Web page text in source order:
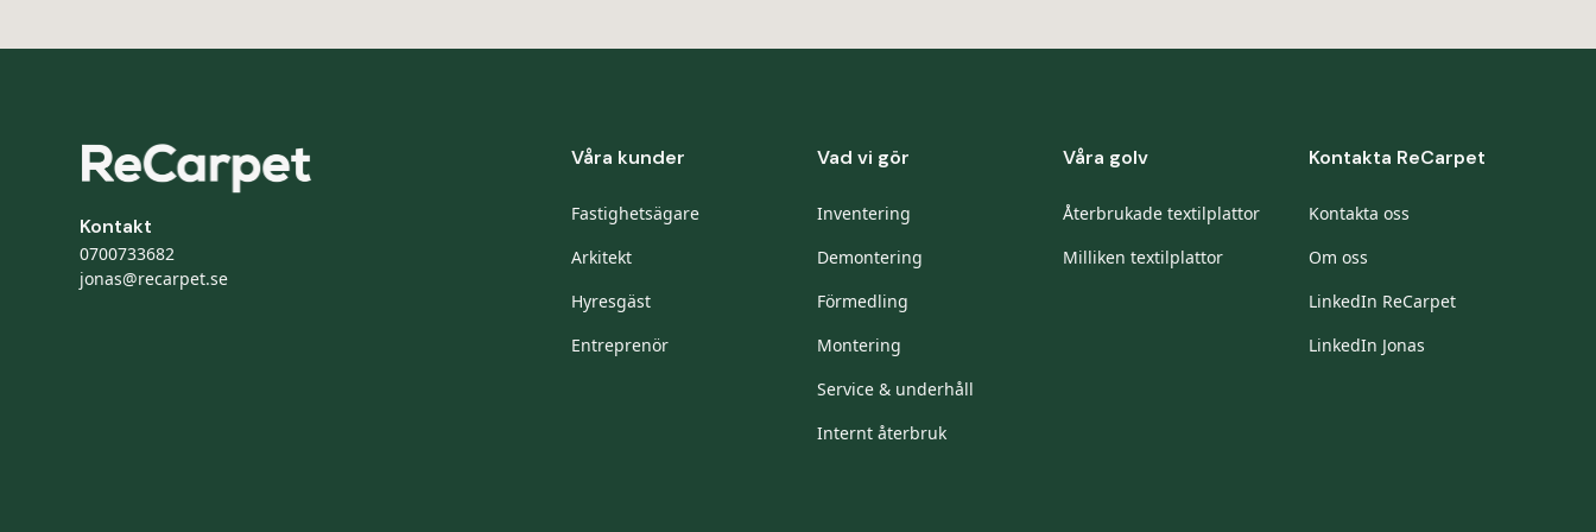
Kontakt
0700733682
jonas@recarpet.se
Våra kunder
Fastighetsägare
Arkitekt
Hyresgäst
Entreprenör
Vad vi gör
Inventering
Demontering
Förmedling
Montering
Service & underhåll
Internt återbruk
Våra golv
Återbrukade textilplattor
Milliken textilplattor
Kontakta ReCarpet
Kontakta oss
Om oss
LinkedIn ReCarpet
LinkedIn Jonas